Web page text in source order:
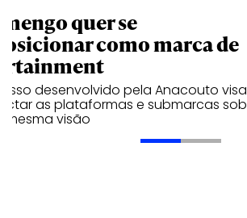
quer se
como marca de
desenvolvido pela Anacouto visa
as plataformas e submarcas sob
mesma visão